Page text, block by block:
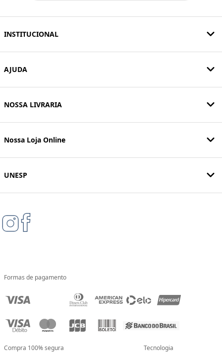
INSTITUCIONAL
AJUDA
NOSSA LIVRARIA
Nossa Loja Online
UNESP
Formas de pagamento
Compra 100% segura Tecnologia